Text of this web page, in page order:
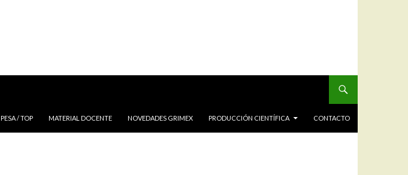
PESA / TOP MATERIAL DOCENTE NOVEDADES GRIMEX PRODUCCIÓN CIENTÍFICA CONTACTO